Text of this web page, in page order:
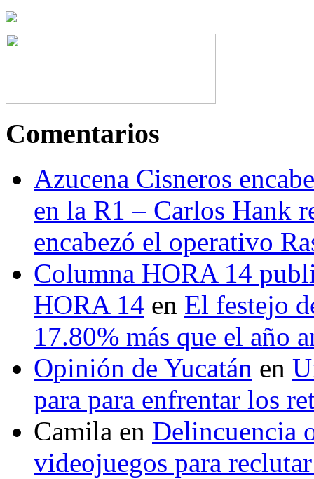
Comentarios
Azucena Cisneros
en la R1 – Carlos Hank
encabezó el operativo
Columna HORA 14
HORA 14 en El festejo
17.80% más que el año
Opinión de Yucatán en
para para enfrentar los
Camila en Delincuencia
videojuegos para